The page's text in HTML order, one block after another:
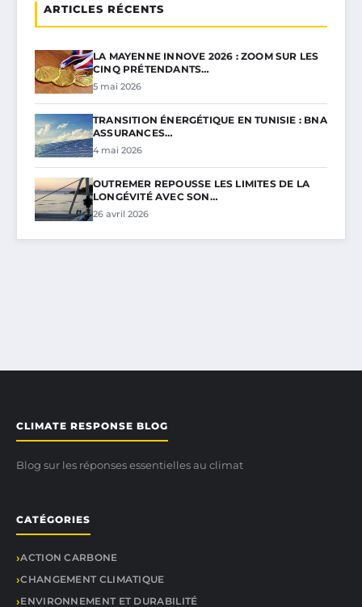
ARTICLES RÉCENTS
LA MAYENNE INNOVE 2026 : ZOOM SUR LES
CINQ PRÉTENDANTS…
5 mai 2026
TRANSITION ÉNERGÉTIQUE EN TUNISIE : BNA
ASSURANCES…
4 mai 2026
OUTREMER REPOUSSE LES LIMITES DE LA
LONGÉVITÉ AVEC SON…
26 avril 2026
CLIMATE RESPONSE BLOG
Blog sur les réponses essentielles au climat
CATÉGORIES
ACTION CARBONE
CHANGEMENT CLIMATIQUE
ENVIRONNEMENT ET DURABILITÉ